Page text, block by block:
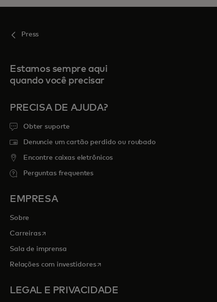
Press
Estamos sempre aqui
quando você precisar
PRECISA DE AJUDA?
Obter suporte
Denuncie um cartão perdido ou roubado
Encontre caixas eletrônicos
Perguntas frequentes
EMPRESA
Sobre
Carreirasabre em uma nova guia
Sala de imprensa
Relações com investidoresabre em uma nova guia
LEGAL E PRIVACIDADE